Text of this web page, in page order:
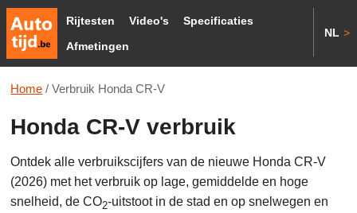
Rijtesten Video's
Specificaties
Afmetingen
NL >
Home / Verbruik Honda CR-V
Honda CR-V verbruik
Ontdek alle verbruikscijfers van de nieuwe Honda CR-V
(2026) met het verbruik op lage, gemiddelde en hoge
snelheid, de CO2-uitstoot in de stad en op snelwegen en